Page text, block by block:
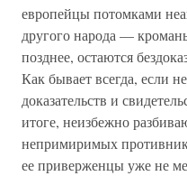
европейцы потомками
другого народа —
позднее, остаются
Как бывает всегда, если
доказательств и
итоге, неизбежно
непримиримых
ее приверженцы уже не